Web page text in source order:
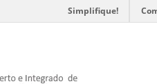
Simplifique!